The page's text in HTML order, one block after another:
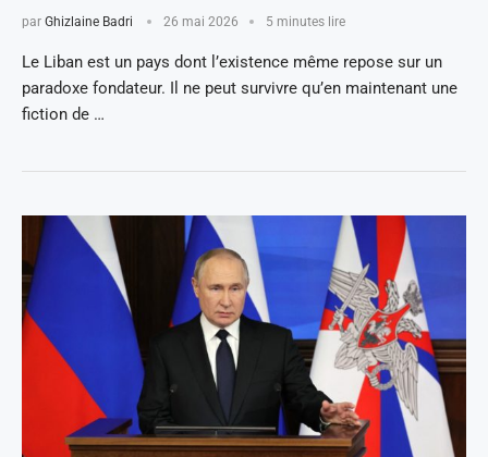
par Ghizlaine Badri 26 mai 2026 5 minutes lire
Le Liban est un pays dont l’existence même repose sur un
paradoxe fondateur. Il ne peut survivre qu’en maintenant une
fiction de …